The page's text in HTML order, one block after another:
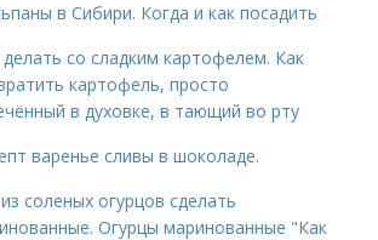
в Сибири. Когда и как посадить
со сладким картофелем. Как
картофель, просто
в духовке, в тающий во рту
варенье сливы в шоколаде.
соленых огурцов сделать
Огурцы маринованные "Как